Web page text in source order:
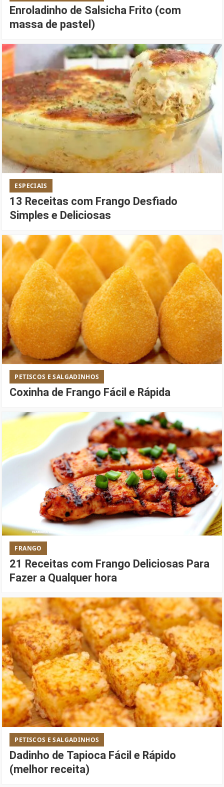
Enroladinho de Salsicha Frito (com
massa de pastel)
ESPECIAIS
13 Receitas com Frango Desfiado
Simples e Deliciosas
PETISCOS E SALGADINHOS
Coxinha de Frango Fácil e Rápida
FRANGO
21 Receitas com Frango Deliciosas Para
Fazer a Qualquer hora
PETISCOS E SALGADINHOS
Dadinho de Tapioca Fácil e Rápido
(melhor receita)